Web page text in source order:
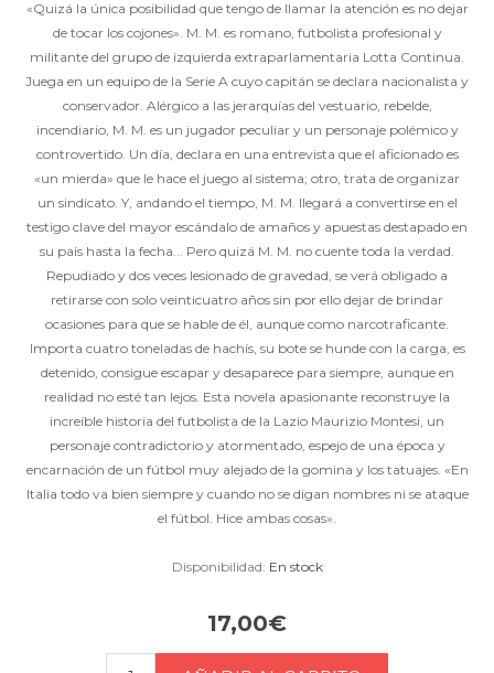
«Quizá la única posibilidad que tengo de llamar la atención es no dejar
de tocar los cojones». M. M. es romano, futbolista profesional y
militante del grupo de izquierda extraparlamentaria Lotta Continua.
Juega en un equipo de la Serie A cuyo capitán se declara nacionalista y
conservador. Alérgico a las jerarquías del vestuario, rebelde,
incendiario, M. M. es un jugador peculiar y un personaje polémico y
controvertido. Un día, declara en una entrevista que el aficionado es
«un mierda» que le hace el juego al sistema; otro, trata de organizar
un sindicato. Y, andando el tiempo, M. M. llegará a convertirse en el
testigo clave del mayor escándalo de amaños y apuestas destapado en
su país hasta la fecha... Pero quizá M. M. no cuente toda la verdad.
Repudiado y dos veces lesionado de gravedad, se verá obligado a
retirarse con solo veinticuatro años sin por ello dejar de brindar
ocasiones para que se hable de él, aunque como narcotraficante.
Importa cuatro toneladas de hachís, su bote se hunde con la carga, es
detenido, consigue escapar y desaparece para siempre, aunque en
realidad no esté tan lejos. Esta novela apasionante reconstruye la
increíble historia del futbolista de la Lazio Maurizio Montesi, un
personaje contradictorio y atormentado, espejo de una época y
encarnación de un fútbol muy alejado de la gomina y los tatuajes. «En
Italia todo va bien siempre y cuando no se digan nombres ni se ataque
el fútbol. Hice ambas cosas».
Disponibilidad: En stock
17,00€